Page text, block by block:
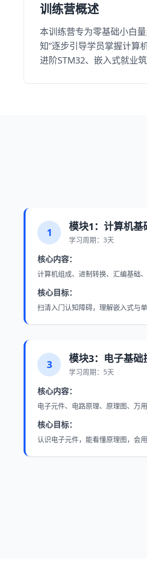
训练营概述
本训练营专为零基础小白
知”逐步引导学员掌握计算
进阶STM32、嵌入式就业筑
1 模块1：计算机基
学习周期：3天
核心内容：
计算机组成、进制转换、汇编基础
核心目标：
扫清入门认知障碍，理解嵌入式与
3 模块3：电子基础
学习周期：5天
核心内容：
电子元件、电路原理、原理图、万
核心目标：
认识电子元件，能看懂原理图，会